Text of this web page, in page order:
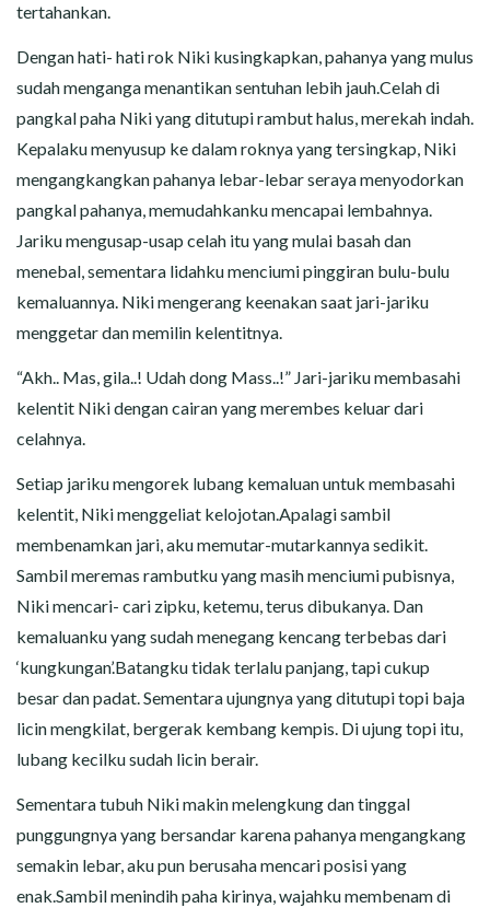
tertahankan.
Dengan hati- hati rok Niki kusingkapkan, pahanya yang mulus
sudah menganga menantikan sentuhan lebih jauh.Celah di
pangkal paha Niki yang ditutupi rambut halus, merekah indah.
Kepalaku menyusup ke dalam roknya yang tersingkap, Niki
mengangkangkan pahanya lebar-lebar seraya menyodorkan
pangkal pahanya, memudahkanku mencapai lembahnya.
Jariku mengusap-usap celah itu yang mulai basah dan
menebal, sementara lidahku menciumi pinggiran bulu-bulu
kemaluannya. Niki mengerang keenakan saat jari-jariku
menggetar dan memilin kelentitnya.
“Akh.. Mas, gila..! Udah dong Mass..!” Jari-jariku membasahi
kelentit Niki dengan cairan yang merembes keluar dari
celahnya.
Setiap jariku mengorek lubang kemaluan untuk membasahi
kelentit, Niki menggeliat kelojotan.Apalagi sambil
membenamkan jari, aku memutar-mutarkannya sedikit.
Sambil meremas rambutku yang masih menciumi pubisnya,
Niki mencari- cari zipku, ketemu, terus dibukanya. Dan
kemaluanku yang sudah menegang kencang terbebas dari
‘kungkungan’.Batangku tidak terlalu panjang, tapi cukup
besar dan padat. Sementara ujungnya yang ditutupi topi baja
licin mengkilat, bergerak kembang kempis. Di ujung topi itu,
lubang kecilku sudah licin berair.
Sementara tubuh Niki makin melengkung dan tinggal
punggungnya yang bersandar karena pahanya mengangkang
semakin lebar, aku pun berusaha mencari posisi yang
enak.Sambil menindih paha kirinya, wajahku membenam di